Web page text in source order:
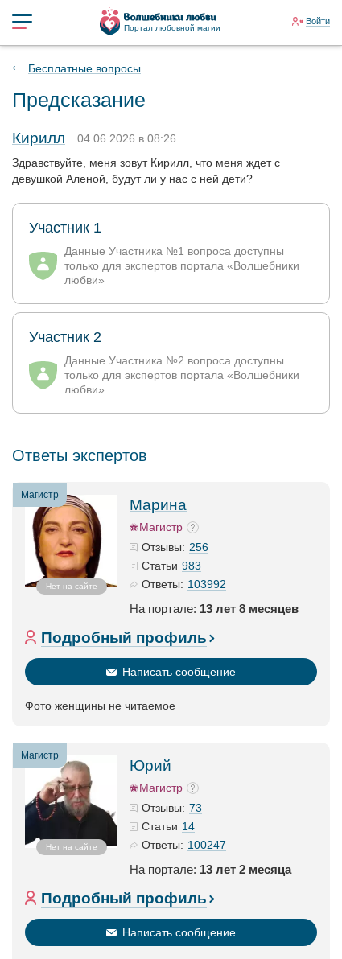
Портал любовной магии
Войти
Бесплатные вопросы
Предсказание
Кирилл
04.06.2026 в 08:26
Здравствуйте, меня зовут Кирилл, что меня ждет с
девушкой Аленой, будут ли у нас с ней дети?
Участник 1
Данные Участника №1 вопроса доступны
только для экспертов портала «Волшебники
любви»
Участник 2
Данные Участника №2 вопроса доступны
только для экспертов портала «Волшебники
любви»
Ответы экспертов
Магистр
Нет на сайте
Марина
Магистр
Отзывы: 256
Статьи 983
Ответы: 103992
На портале: 13 лет 8 месяцев
Подробный профиль
Написать сообщение
Фото женщины не читаемое
Магистр
Нет на сайте
Юрий
Магистр
Отзывы: 73
Статьи 14
Ответы: 100247
На портале: 13 лет 2 месяца
Подробный профиль
Написать сообщение